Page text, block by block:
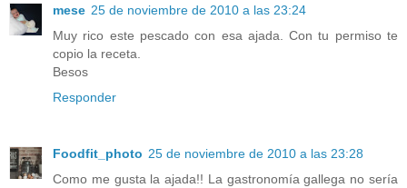
mese 25 de noviembre de 2010 a las 23:24
Muy rico este pescado con esa ajada. Con tu permiso te
copio la receta.
Besos
Responder
Foodfit_photo 25 de noviembre de 2010 a las 23:28
Como me gusta la ajada!! La gastronomía gallega no sería